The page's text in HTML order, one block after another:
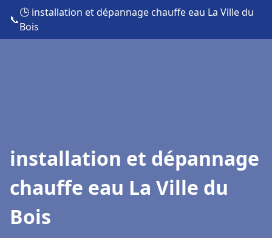
📞
🕒 installation et dépannage chauffe eau La Ville du
Bois
installation et dépannage
chauffe eau La Ville du
Bois